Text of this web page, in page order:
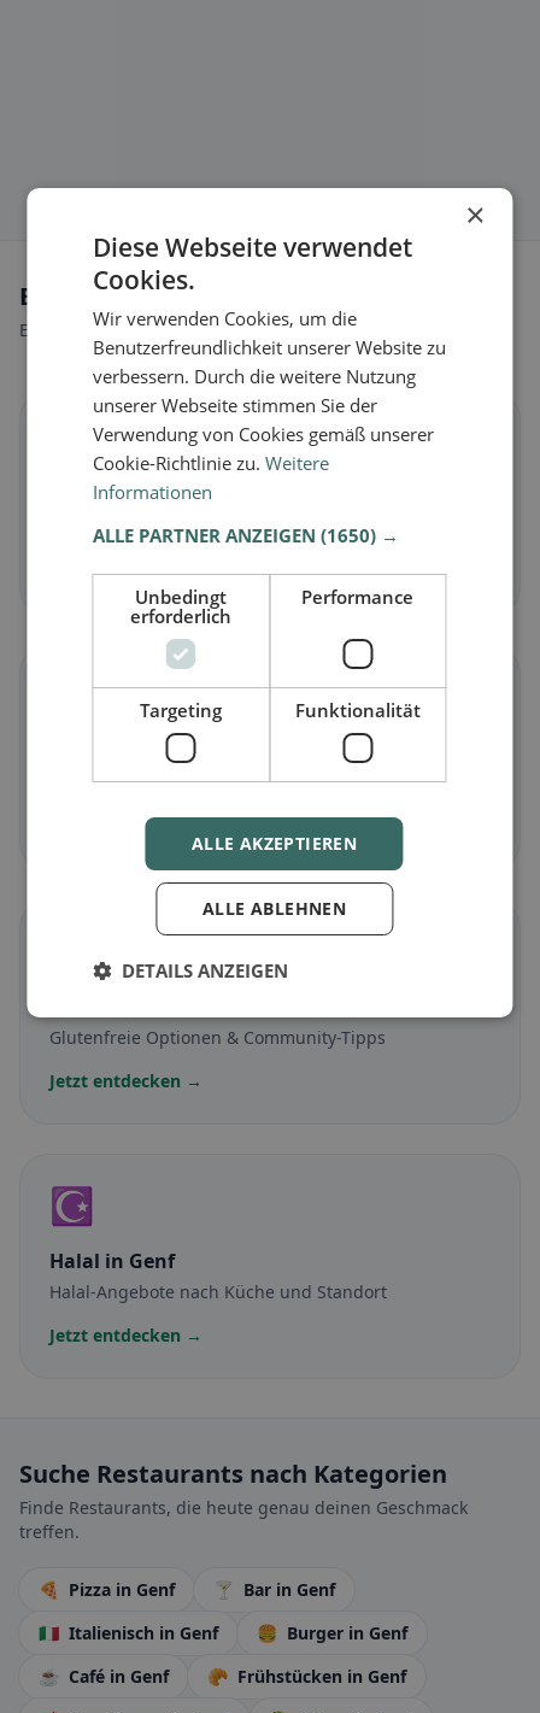
Ernährungsweisen in Genf
Entdecke Restaurants passend zu deiner Ernährungsweise.
🌱
Veganin Genf
Pflanzliche Gerichte & vegane Küche
Jetzt entdecken →
🥕
Vegetarischin Genf
Fleischlose Gerichte & vegetarische Klassiker
Jetzt entdecken →
Glutenfreie Optionen & Community-Tipps
Jetzt entdecken →
☪️
Halal in Genf
Halal-Angebote nach Küche und Standort
Jetzt entdecken →
Suche Restaurants nach Kategorien
Finde Restaurants, die heute genau deinen Geschmack
treffen.
🍕 Pizza in Genf 🍸 Bar in Genf
🇮🇹 Italienisch in Genf 🍔 Burger in Genf
☕ Café in Genf 🥐 Frühstücken in Genf
×
Diese Webseite verwendet
Cookies.
Wir verwenden Cookies, um die
Benutzerfreundlichkeit unserer Website zu
verbessern. Durch die weitere Nutzung
unserer Webseite stimmen Sie der
Verwendung von Cookies gemäß unserer
Cookie-Richtlinie zu.Weitere
Informationen
ALLE PARTNER ANZEIGEN(1650) →
Unbedingt
erforderlich
Performance
Targeting Funktionalität
ALLE AKZEPTIEREN
ALLE ABLEHNEN
DETAILS ANZEIGEN